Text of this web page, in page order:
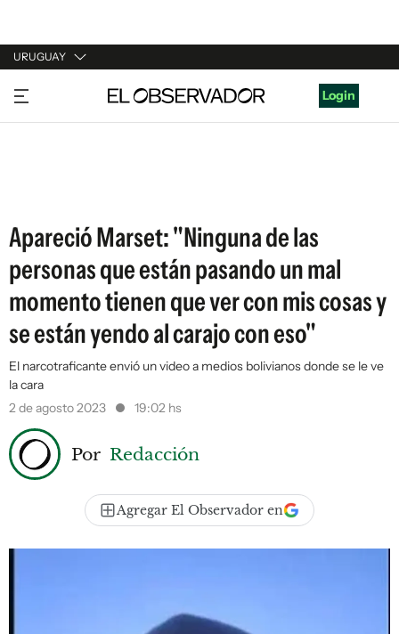
URUGUAY
URUGUAY
ARGENTINA
Login
Apareció Marset: "Ninguna de las
personas que están pasando un mal
momento tienen que ver con mis cosas y
se están yendo al carajo con eso"
El narcotraficante envió un video a medios bolivianos donde se le ve
la cara
2 de agosto 2023
19:02 hs
Por Redacción
Agregar El Observador en